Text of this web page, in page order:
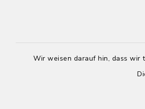
Wir weisen darauf hin, dass wir